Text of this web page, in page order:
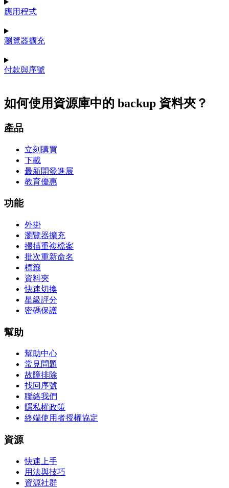
應用程式
瀏覽器擴充
付款與序號
如何使用資源庫中的 backup 資料夾？
產品
立刻購買
下載
最新開發進展
教育優惠
功能
外掛
瀏覽器擴充
掃描重複檔案
批次重新命名
標籤
資料夾
快速切換
星級評分
密碼保護
幫助
幫助中心
常見問題
故障排除
找回序號
聯絡我們
隱私權政策
終端使用者授權協定
資源
快速上手
用法與技巧
資源社群